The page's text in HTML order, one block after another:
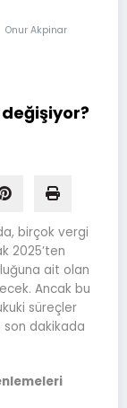
Onur Akpinar
değişiyor?
birçok vergi
2025’ten
ait olan
Ancak bu
süreçler
dakikada